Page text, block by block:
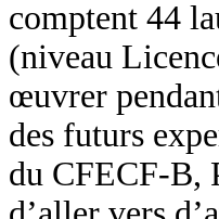
comptent 44
(niveau
œuvrer
des futurs
du CFECF-B,